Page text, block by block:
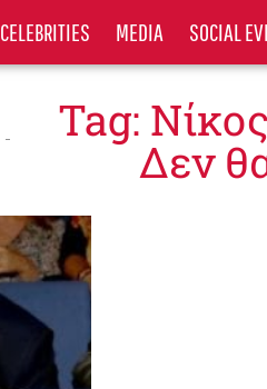
CELEBRITIES MEDIA SOCIAL
Tag:
Δεν